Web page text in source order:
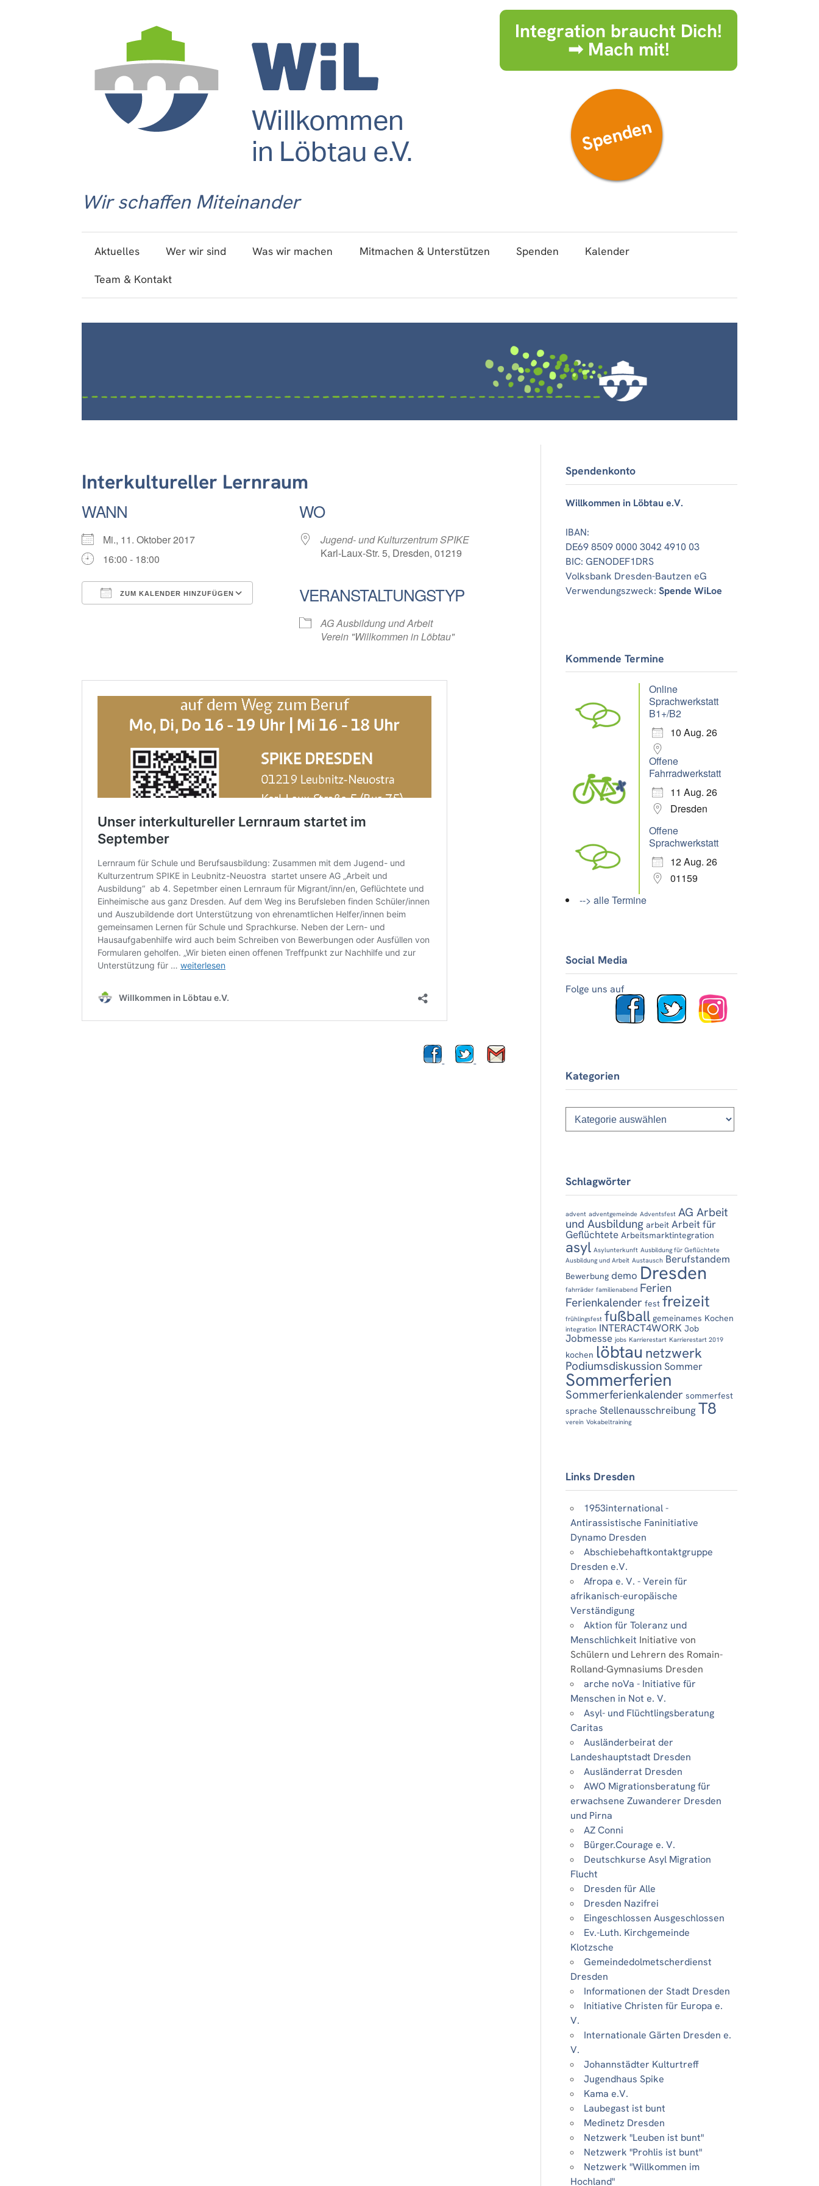
Wir schaffen Miteinander
Integration braucht Dich!
➟ Mach mit!
Spenden
Aktuelles Wer wir sind Was wir machen Mitmachen & Unterstützen Spenden
Kalender
Team & Kontakt
Interkultureller Lernraum
WANN
Mi., 11. Oktober 2017
16:00 - 18:00
ZUM KALENDER HINZUFÜGEN
Google Kalender
WO
Jugend- und Kulturzentrum SPIKE
Karl-Laux-Str. 5, Dresden, 01219
VERANSTALTUNGSTYP
AG Ausbildung und Arbeit
Verein "Willkommen in Löbtau"
Spendenkonto
Willkommen in Löbtau e.V.
IBAN:
DE69 8509 0000 3042 4910 03
BIC: GENODEF1DRS
Volksbank Dresden-Bautzen eG
Verwendungszweck:Spende WiLoe
Kommende Termine
Online
Sprachwerkstatt
B1+/B2
10 Aug. 26
Offene
Fahrradwerkstatt
11 Aug. 26
Dresden
Offene
Sprachwerkstatt
12 Aug. 26
01159
--> alle Termine
Social Media
Folge uns auf
Kategorien
Kategorien
Schlagwörter
advent adventgemeinde Adventsfest AG Arbeit
und Ausbildung arbeit Arbeit für
Geflüchtete Arbeitsmarktintegration
asyl Asylunterkunft Ausbildung für Geflüchtete
Ausbildung und Arbeit Austausch Berufstandem
Bewerbung demo Dresden
fahrräder familienabend Ferien
Ferienkalender fest freizeit
frühlingsfest fußball gemeinames Kochen
integration INTERACT4WORK Job
Jobmesse jobs Karrierestart Karrierestart 2019
kochen löbtau netzwerk
PodiumsdiskussionSommer
Sommerferien
Sommerferienkalender sommerfest
sprache Stellenausschreibung T8
verein Vokabeltraining
Links Dresden
1953international -
Antirassistische Faninitiative
Dynamo Dresden
Abschiebehaftkontaktgruppe
Dresden e.V.
Afropa e. V. - Verein für
afrikanisch-europäische
Verständigung
Aktion für Toleranz und
Menschlichkeit Initiative von
Schülern und Lehrern des Romain-
Rolland-Gymnasiums Dresden
arche noVa - Initiative für
Menschen in Not e. V.
Asyl- und Flüchtlingsberatung
Caritas
Ausländerbeirat der
Landeshauptstadt Dresden
Ausländerrat Dresden
AWO Migrationsberatung für
erwachsene Zuwanderer Dresden
und Pirna
AZ Conni
Bürger.Courage e. V.
Deutschkurse Asyl Migration
Flucht
Dresden für Alle
Dresden Nazifrei
Eingeschlossen Ausgeschlossen
Ev.-Luth. Kirchgemeinde
Klotzsche
Gemeindedolmetscherdienst
Dresden
Informationen der Stadt Dresden
Initiative Christen für Europa e.
V.
Internationale Gärten Dresden e.
V.
Johannstädter Kulturtreff
Jugendhaus Spike
Kama e.V.
Laubegast ist bunt
Medinetz Dresden
Netzwerk "Leuben ist bunt"
Netzwerk "Prohlis ist bunt"
Netzwerk "Willkommen im
Hochland"